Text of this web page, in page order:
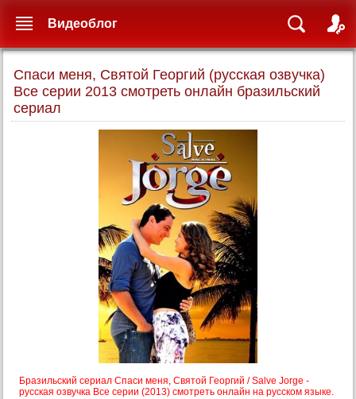
Спаси меня, Святой Георгий (русская озвучка)
Все серии 2013 смотреть онлайн бразильский
сериал
Бразильский сериал Спаси меня, Святой Георгий / Salve Jorge -
русская озвучка Все серии (2013) смотреть онлайн на русском языке.
Видеоблог